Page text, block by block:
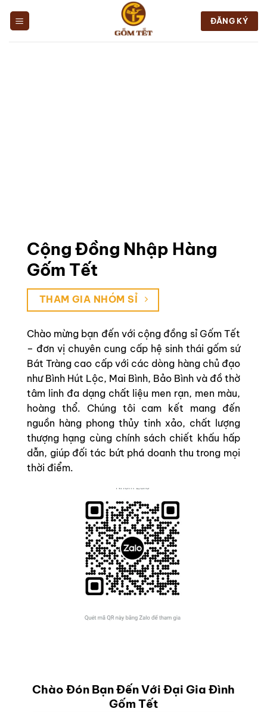
đến
ĐĂNG KÝ
Cộng Đồng Nhập Hàng
Gốm Tết
THAM GIA NHÓM SỈ
Chào mừng bạn đến với cộng đồng sỉ Gốm Tết
– đơn vị chuyên cung cấp hệ sinh thái gốm sứ
Bát Tràng cao cấp với các dòng hàng chủ đạo
như Bình Hút Lộc, Mai Bình, Bảo Bình và đồ thờ
tâm linh đa dạng chất liệu men rạn, men màu,
hoàng thổ. Chúng tôi cam kết mang đến
nguồn hàng phong thủy tinh xảo, chất lượng
thượng hạng cùng chính sách chiết khấu hấp
dẫn, giúp đối tác bứt phá doanh thu trong mọi
thời điểm.
Chào Đón Bạn Đến Với Đại Gia Đình
Gốm Tết